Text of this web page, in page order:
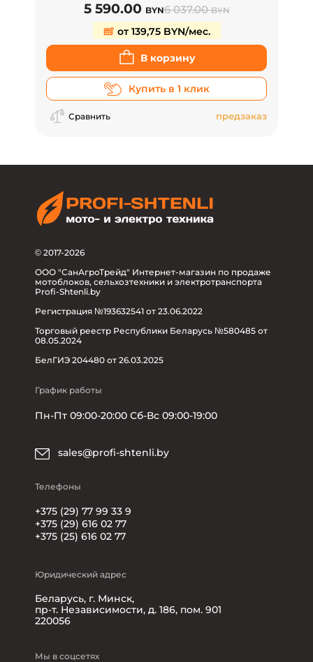
5 590.00 BYN6 037.00BYN
от 139,75 BYN/мес.
В корзину
Купить в 1 клик
Сравнить предзаказ
© 2017-2026
ООО "СанАгроТрейд" Интернет-магазин по продаже
мотоблоков, сельхозтехники и электротранспорта
Profi-Shtenli.by
Регистрация №193632541 от 23.06.2022
Торговый реестр Республики Беларусь №580485 от
08.05.2024
БелГИЭ 204480 от 26.03.2025
График работы
Пн-Пт 09:00-20:00 Сб-Вс 09:00-19:00
sales@profi-shtenli.by
Телефоны
+375 (29) 77 99 33 9
+375 (29) 616 02 77
+375 (25) 616 02 77
Юридический адрес
Беларусь, г. Минск,
пр-т. Независимости, д. 186, пом. 901
220056
Мы в соцсетях